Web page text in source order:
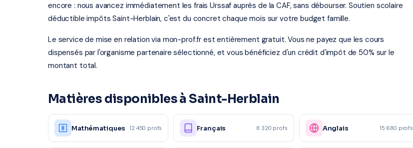
encore : nous avancez immédiatement les frais Urssaf auprès de la CAF, sans débourser. Soutien scolaire
déductible impôts Saint-Herblain, c'est du concret chaque mois sur votre budget famille.
Le service de mise en relation via mon-prof.fr est entièrement gratuit. Vous ne payez que les cours
dispensés par l'organisme partenaire sélectionné, et vous bénéficiez d'un crédit d'impôt de 50% sur le
montant total.
Matières disponibles à Saint-Herblain
Mathématiques 12 450 profs Français 8 320 profs Anglais 15 680 profs